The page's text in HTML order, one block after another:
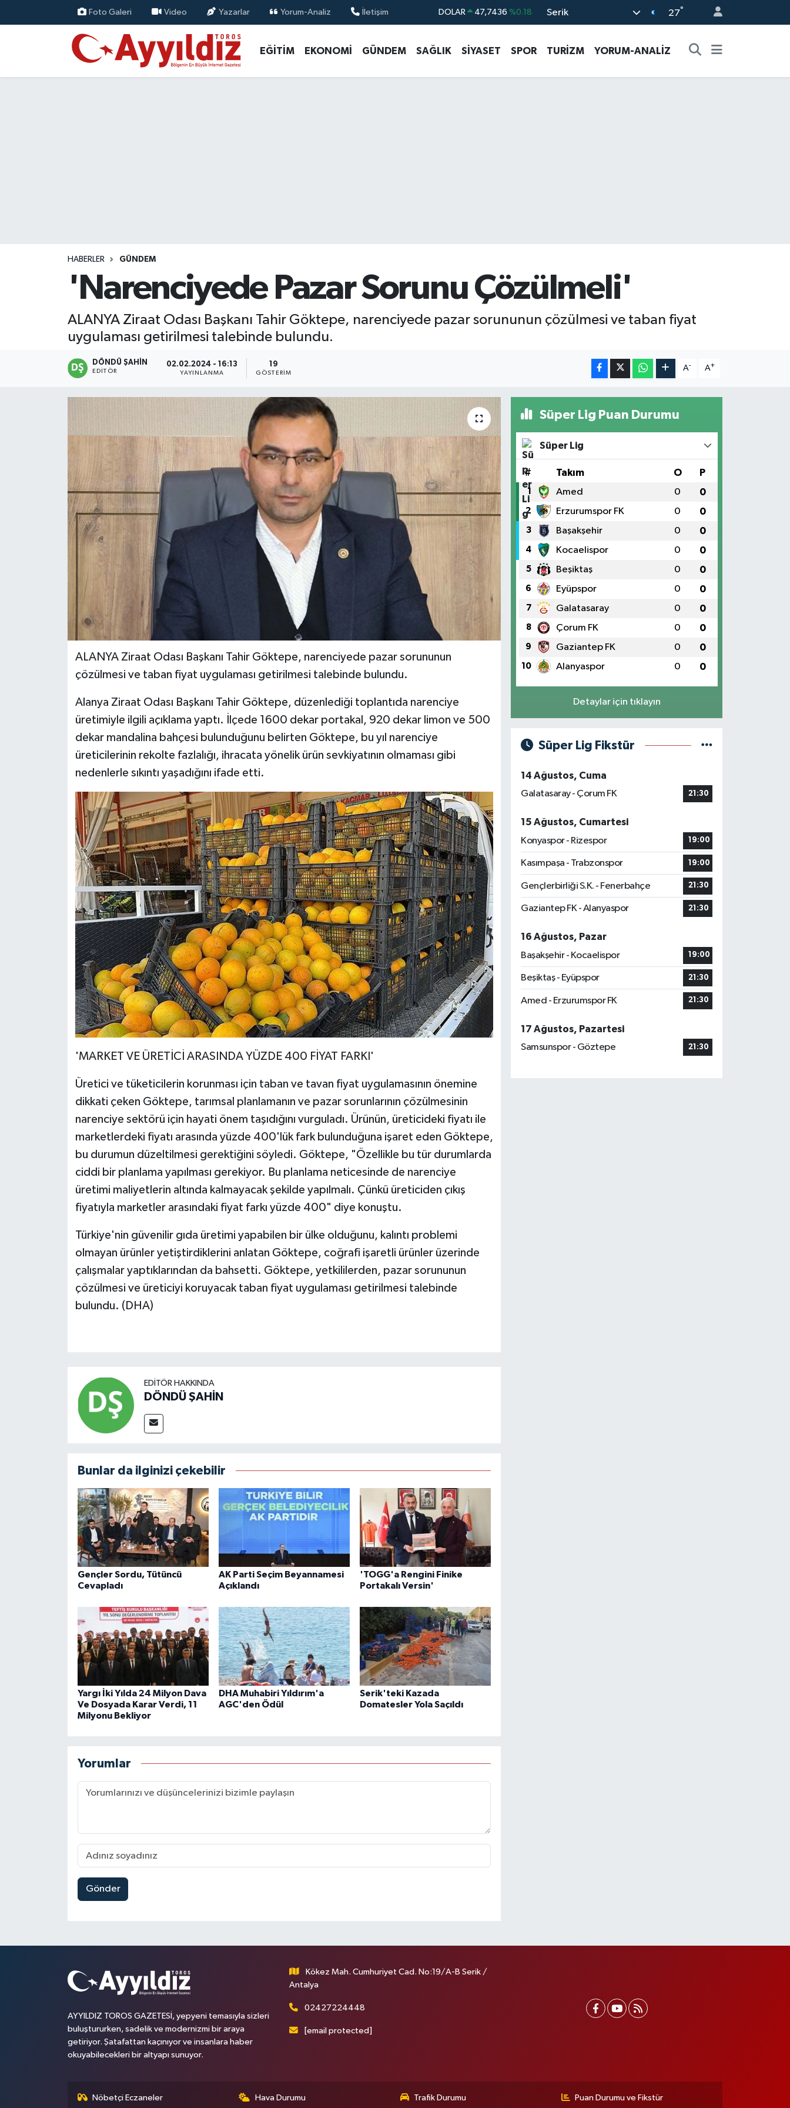
Foto Galeri Video Yazarlar Yorum-Analiz İletişim DOLAR 47,7436 %0.18
STERLİN 64,4811 %0.38
GRAM ALTIN 6660.55 %0.03
Serik 27°
EĞİTİM EKONOMİ GÜNDEM SAĞLIK SİYASET SPOR TURİZM YORUM-ANALİZ
HABERLER GÜNDEM
'Narenciyede Pazar Sorunu Çözülmeli'
ALANYA Ziraat Odası Başkanı Tahir Göktepe, narenciyede pazar sorununun çözülmesi ve taban fiyat
uygulaması getirilmesi talebinde bulundu.
DÖNDÜ ŞAHİN
EDITÖR
02.02.2024 - 16:13
YAYINLANMA
19
GÖSTERIM
A- A+
ALANYA Ziraat Odası Başkanı Tahir Göktepe, narenciyede pazar sorununun
çözülmesi ve taban fiyat uygulaması getirilmesi talebinde bulundu.
Alanya Ziraat Odası Başkanı Tahir Göktepe, düzenlediği toplantıda narenciye
üretimiyle ilgili açıklama yaptı. İlçede 1600 dekar portakal, 920 dekar limon ve 500
dekar mandalina bahçesi bulunduğunu belirten Göktepe, bu yıl narenciye
üreticilerinin rekolte fazlalığı, ihracata yönelik ürün sevkiyatının olmaması gibi
nedenlerle sıkıntı yaşadığını ifade etti.
'MARKET VE ÜRETİCİ ARASINDA YÜZDE 400 FİYAT FARKI'
Üretici ve tüketicilerin korunması için taban ve tavan fiyat uygulamasının önemine
dikkati çeken Göktepe, tarımsal planlamanın ve pazar sorunlarının çözülmesinin
narenciye sektörü için hayati önem taşıdığını vurguladı. Ürünün, üreticideki fiyatı ile
marketlerdeki fiyatı arasında yüzde 400'lük fark bulunduğuna işaret eden Göktepe,
bu durumun düzeltilmesi gerektiğini söyledi. Göktepe, "Özellikle bu tür durumlarda
ciddi bir planlama yapılması gerekiyor. Bu planlama neticesinde de narenciye
üretimi maliyetlerin altında kalmayacak şekilde yapılmalı. Çünkü üreticiden çıkış
fiyatıyla marketler arasındaki fiyat farkı yüzde 400" diye konuştu.
Türkiye'nin güvenilir gıda üretimi yapabilen bir ülke olduğunu, kalıntı problemi
olmayan ürünler yetiştirdiklerini anlatan Göktepe, coğrafi işaretli ürünler üzerinde
çalışmalar yaptıklarından da bahsetti. Göktepe, yetkililerden, pazar sorununun
çözülmesi ve üreticiyi koruyacak taban fiyat uygulaması getirilmesi talebinde
bulundu. (DHA)
EDITÖR HAKKINDA
DÖNDÜ ŞAHİN
Bunlar da ilginizi çekebilir
Gençler Sordu, Tütüncü
Cevapladı
AK Parti Seçim Beyannamesi
Açıklandı
'TOGG'a Rengini Finike
Portakalı Versin'
Yargı İki Yılda 24 Milyon Dava
Ve Dosyada Karar Verdi, 11
Milyonu Bekliyor
DHA Muhabiri Yıldırım'a
AGC'den Ödül
Serik'teki Kazada
Domatesler Yola Saçıldı
Yorumlar
Gönder
Süper Lig Puan Durumu
Süper Lig
# Takım O P
1 Amed 0 0
2 Erzurumspor FK 0 0
3 Başakşehir 0 0
4 Kocaelispor 0 0
5 Beşiktaş 0 0
6 Eyüpspor 0 0
7 Galatasaray 0 0
8 Çorum FK 0 0
9 Gaziantep FK 0 0
10 Alanyaspor 0 0
Detaylar için tıklayın
Süper Lig Fikstür
14 Ağustos, Cuma
Galatasaray - Çorum FK
21:30
15 Ağustos, Cumartesi
Konyaspor - Rizespor
19:00
Kasımpaşa - Trabzonspor 19:00
Gençlerbirliği S.K. - Fenerbahçe 21:30
Gaziantep FK - Alanyaspor 21:30
16 Ağustos, Pazar
Başakşehir - Kocaelispor
19:00
Beşiktaş - Eyüpspor 21:30
Amed - Erzurumspor FK 21:30
17 Ağustos, Pazartesi
Samsunspor - Göztepe
21:30
AYYILDIZ TOROS GAZETESİ, yepyeni temasıyla sizleri
buluştururken, sadelik ve modernizmi bir araya
getiriyor. Şatafattan kaçınıyor ve insanlara haber
okuyabilecekleri bir altyapı sunuyor.
Kökez Mah. Cumhuriyet Cad. No:19/A-B Serik /
Antalya
02427224448
[email protected]
Nöbetçi Eczaneler Hava Durumu Trafik Durumu Puan Durumu ve Fikstür